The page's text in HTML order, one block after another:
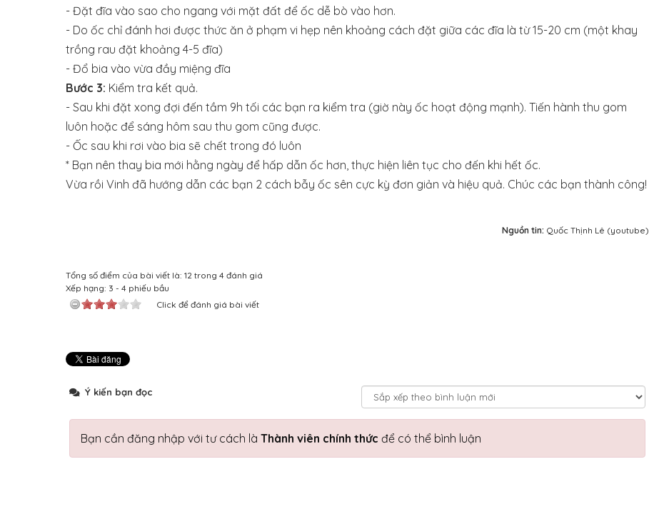
- Đặt đĩa vào sao cho ngang với mặt đất để ốc dễ bò vào hơn.
- Do ốc chỉ đánh hơi được thức ăn ở phạm vi hẹp nên khoảng cách đặt giữa các đĩa là từ 15-20 cm (một khay
trồng rau đặt khoảng 4-5 đĩa)
- Đổ bia vào vừa đầy miệng đĩa
Bước 3: Kiểm tra kết quả.
- Sau khi đặt xong đợi đến tầm 9h tối các bạn ra kiểm tra (giờ này ốc hoạt động mạnh). Tiến hành thu gom
luôn hoặc để sáng hôm sau thu gom cũng được.
- Ốc sau khi rơi vào bia sẽ chết trong đó luôn
* Bạn nên thay bia mới hằng ngày để hấp dẫn ốc hơn, thực hiện liên tục cho đến khi hết ốc.
Vừa rồi Vinh đã hướng dẫn các bạn 2 cách bẫy ốc sên cực kỳ đơn giản và hiệu quả. Chúc các bạn thành công!
Nguồn tin: Quốc Thịnh Lê (youtube)
Tổng số điểm của bài viết là: 12 trong 4 đánh giá
Xếp hạng: 3 - 4 phiếu bầu
Click để đánh giá bài viết
Ý kiến bạn đọc
Bạn cần đăng nhập với tư cách là Thành viên chính thức để có thể bình luận